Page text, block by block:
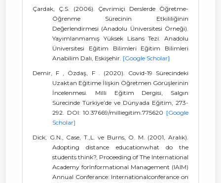
Çardak, Ç.S. (2006). Çevrimiçi Derslerde Öğretme-
Öğrenme Sürecinin Etkililiğinin
Değerlendirmesi (Anadolu Üniversitesi Örneği).
Yayımlanmamış Yüksek Lisans Tezi. Anadolu
Üniversitesi Eğitim Bilimleri Eğitim Bilimleri
Anabilim Dalı, Eskişehir. [Google Scholar]
Demir, F , Özdaş, F . (2020). Covid-19 Sürecindeki
Uzaktan Eğitime İlişkin Öğretmen Görüşlerinin
İncelenmesi. Milli Eğitim Dergisi, Salgın
Sürecinde Türkiye’de ve Dünyada Eğitim, 273-
292. DOI: 10.37669/milliegitim.775620 [Google
Scholar]
Dick, G.N., Case, T.,L. ve Burns, O. M. (2001, Aralık).
Adopting distance educationwhat do the
students think?, Proceeding of The International
Academy forInformational Management (IAIM)
Annual Conferance: Internationalconferance on